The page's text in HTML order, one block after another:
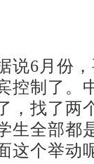
6月份，
控制了。
，找了两
生全部都
这个举动